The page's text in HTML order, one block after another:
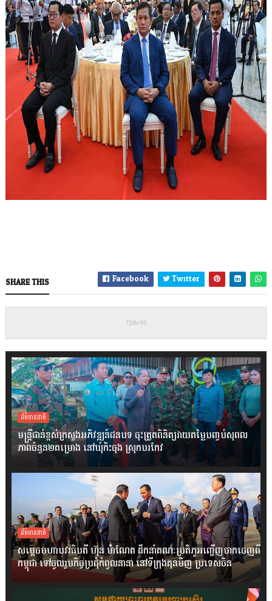
SHARE THIS Facebook Twitter
ព័ត៌មានជាតិ
មន្ត្រីជាន់ខ្ពស់ក្រសួងអភិវឌ្ឍន៍ជនបទ ចុះត្រួតពិនិត្យវាយតម្លៃបញ្ចប់សុពល
ភាពចំនួន២គម្រោង នៅឃុំកិះចុង ស្រុកបរកែវ
ព័ត៌មានជាតិ
សម្តេចមហាបវរធិបតី ហ៊ុន ម៉ាណែត ដឹកនាំគណៈប្រតិភូអញ្ជើញចាកចេញពី
កម្ពុជា ទៅចូលរួមកិច្ចប្រជុំកំពូលនានា នៅទីក្រុងគុនមិញ ប្រទេសចិន